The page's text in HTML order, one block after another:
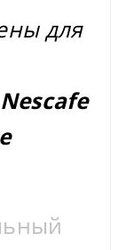
для
Nescafe